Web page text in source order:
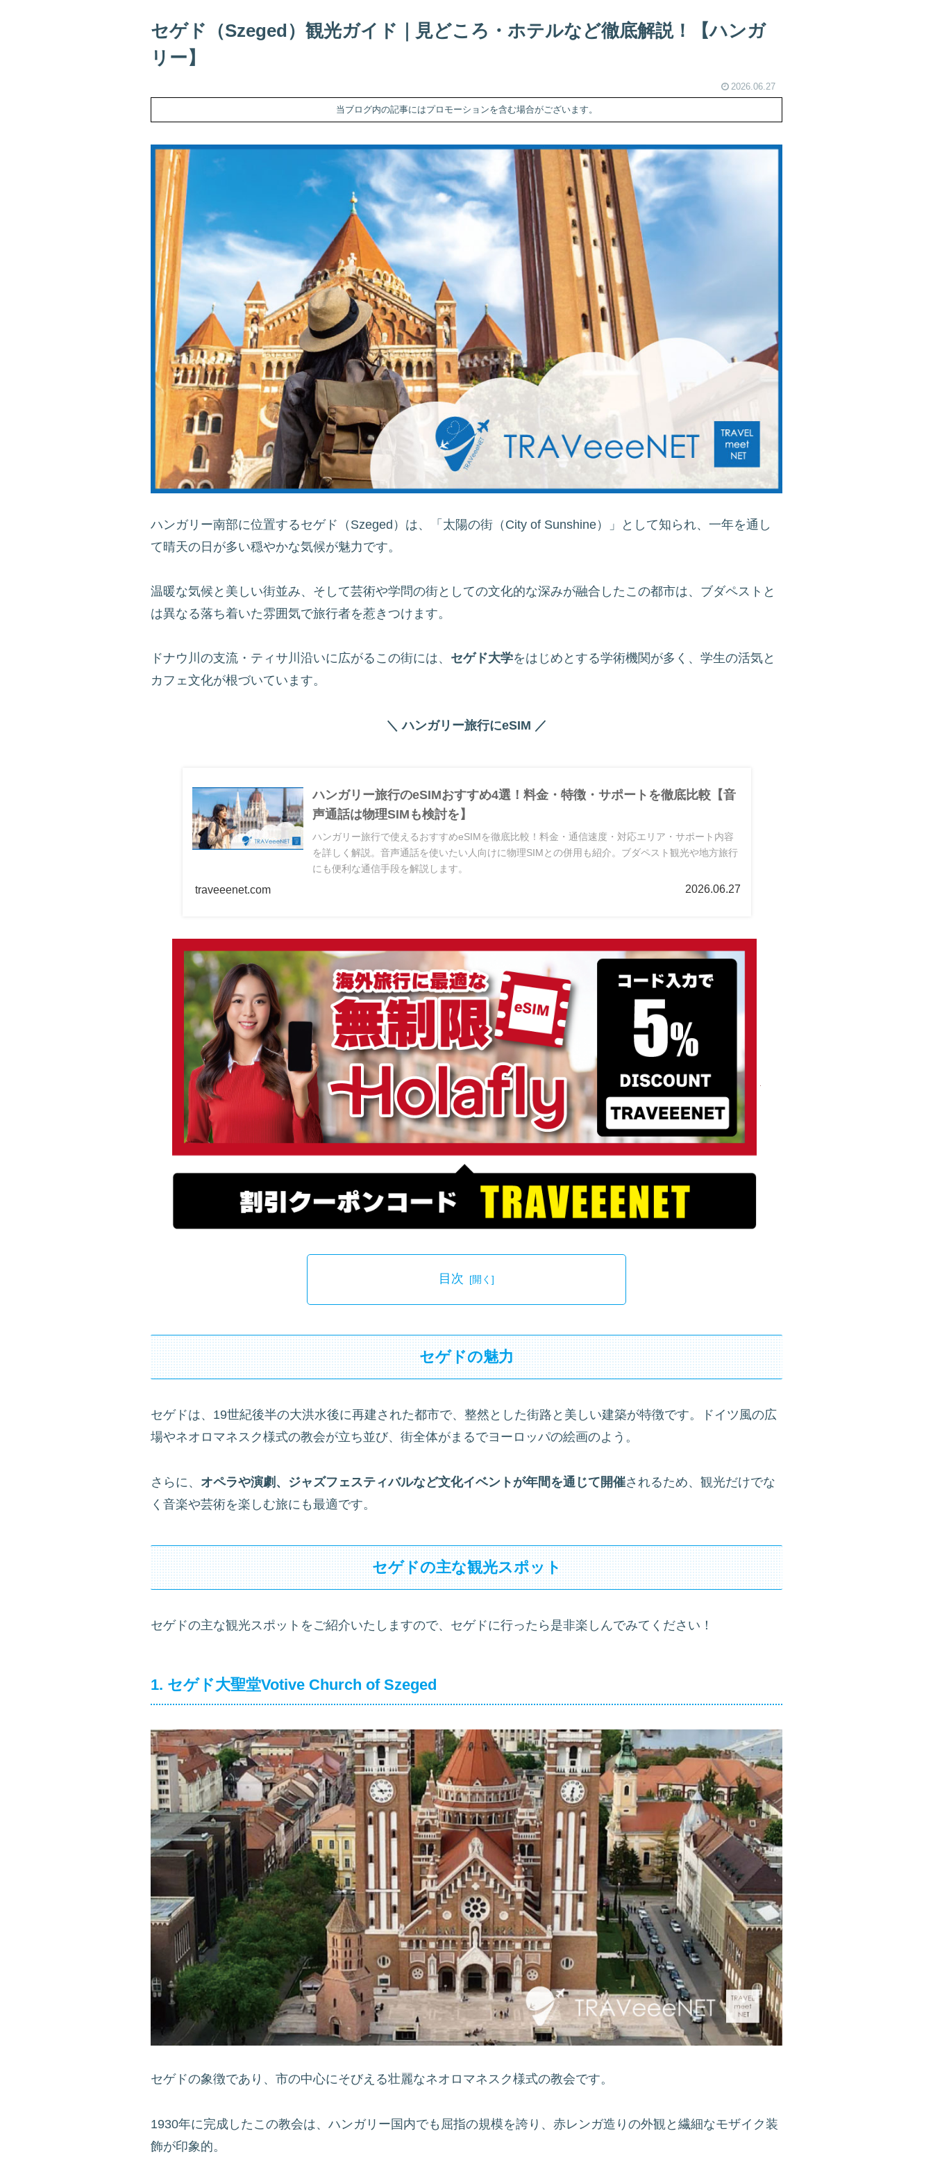
セゲド（Szeged）観光ガイド｜見どころ・ホテルなど徹底解説！【ハンガ
リー】
2026.06.27
当ブログ内の記事にはプロモーションを含む場合がございます。
ハンガリー南部に位置するセゲド（Szeged）は、「太陽の街（City of Sunshine）」として知られ、一年を通し
て晴天の日が多い穏やかな気候が魅力です。
温暖な気候と美しい街並み、そして芸術や学問の街としての文化的な深みが融合したこの都市は、ブダペストと
は異なる落ち着いた雰囲気で旅行者を惹きつけます。
ドナウ川の支流・ティサ川沿いに広がるこの街には、 セゲド大学をはじめとする学術機関が多く、学生の活気と
カフェ文化が根づいています。
＼ ハンガリー旅行にeSIM ／
ハンガリー旅行のeSIMおすすめ4選！料金・特徴・サポートを徹底比較【音
声通話は物理SIMも検討を】
ハンガリー旅行で使えるおすすめeSIMを徹底比較！料金・通信速度・対応エリア・サポート内容
を詳しく解説。音声通話を使いたい人向けに物理SIMとの併用も紹介。ブダペスト観光や地方旅行
にも便利な通信手段を解説します。
traveeenet.com 2026.06.27
目次
セゲドの魅力
セゲドは、19世紀後半の大洪水後に再建された都市で、整然とした街路と美しい建築が特徴です。ドイツ風の広
場やネオロマネスク様式の教会が立ち並び、街全体がまるでヨーロッパの絵画のよう。
さらに、 オペラや演劇、ジャズフェスティバルなど文化イベントが年間を通じて開催されるため、観光だけでな
く音楽や芸術を楽しむ旅にも最適です。
セゲドの主な観光スポット
セゲドの主な観光スポットをご紹介いたしますので、セゲドに行ったら是非楽しんでみてください！
1. セゲド大聖堂Votive Church of Szeged
セゲドの象徴であり、市の中心にそびえる壮麗なネオロマネスク様式の教会です。
1930年に完成したこの教会は、ハンガリー国内でも屈指の規模を誇り、赤レンガ造りの外観と繊細なモザイク装
飾が印象的。